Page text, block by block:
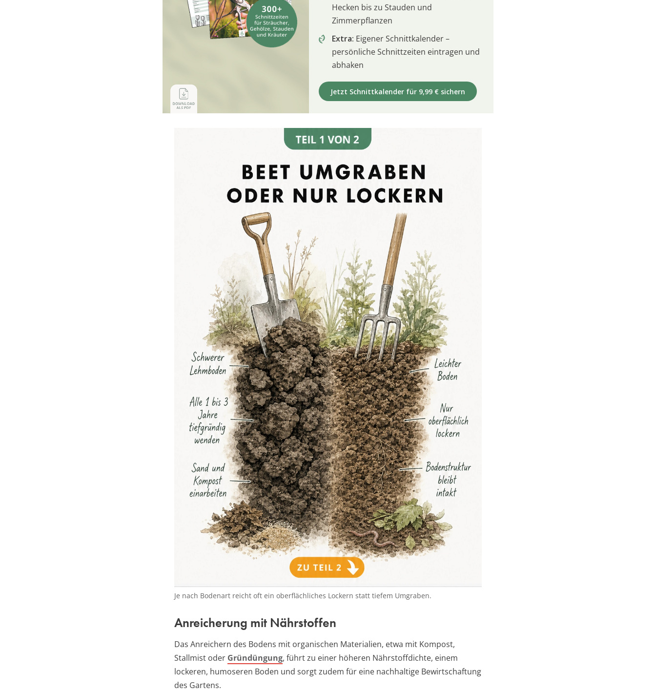
Hecken bis zu Stauden und
Zimmerpflanzen
Extra: Eigener Schnittkalender –
persönliche Schnittzeiten eintragen und
abhaken
Jetzt Schnittkalender für 9,99 € sichern
Je nach Bodenart reicht oft ein oberflächliches Lockern statt tiefem Umgraben.
Anreicherung mit Nährstoffen
Das Anreichern des Bodens mit organischen Materialien, etwa mit Kompost,
Stallmist oder Gründüngung, führt zu einer höheren Nährstoffdichte, einem
lockeren, humoseren Boden und sorgt zudem für eine nachhaltige Bewirtschaftung
des Gartens.